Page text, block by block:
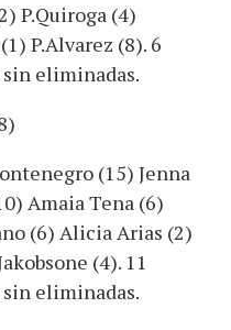
P.Quiroga (4)
P.Alvarez (8). 6
eliminadas.
(15) Jenna
Amaia Tena (6)
(6) Alicia Arias (2)
(4). 11
eliminadas.